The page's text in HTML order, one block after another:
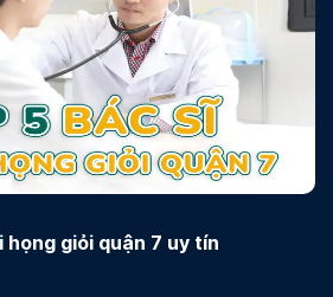
giỏi quận 7 uy tín